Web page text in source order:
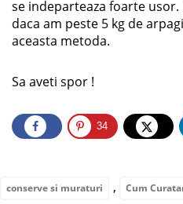
se indeparteaza foarte
daca am peste 5 kg de
aceasta metoda.
Sa aveti spor !
34
conserve si muraturi , Cum